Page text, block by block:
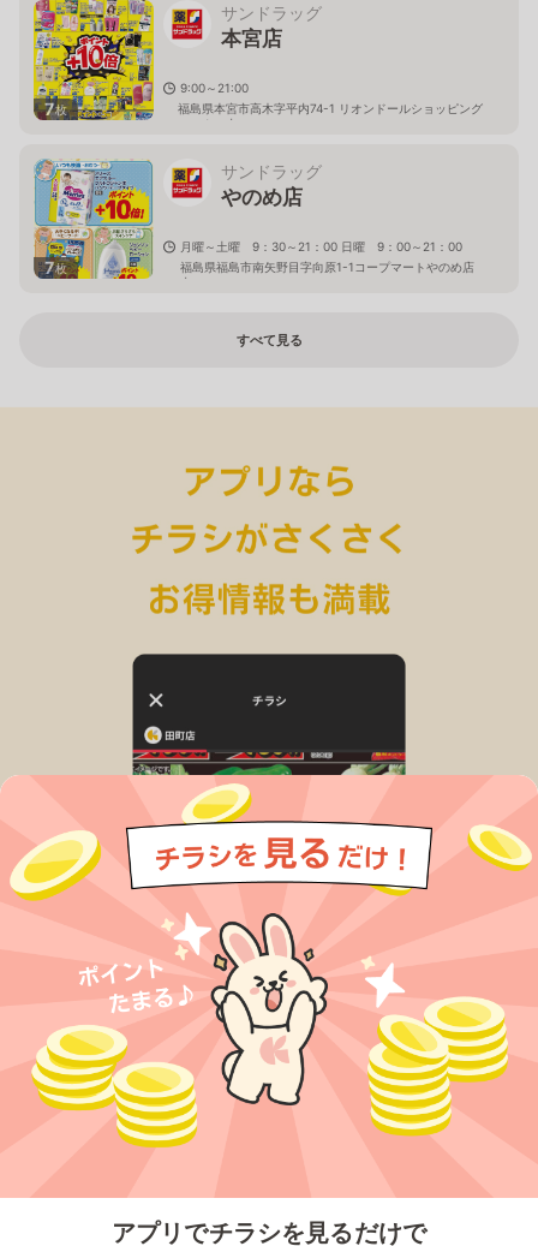
アプリでチラシを見るだけで
7枚
サンドラッグ
本宮店
9:00～21:00
福島県本宮市高木字平内74-1 リオンドールショッピング
センター内
7枚
サンドラッグ
やのめ店
月曜～土曜 9：30～21：00 日曜 9：00～21：00
福島県福島市南矢野目字向原1-1コープマートやのめ店
内
すべて見る